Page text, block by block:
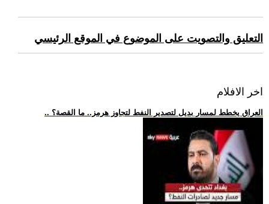
التعليق والتصويت على الموضوع في الموقع الرئيسي
اخر الافلام
.. العراق يخطط لمسار بديل لتصدير النفط لتجاوز هرمز.. ما القصة؟